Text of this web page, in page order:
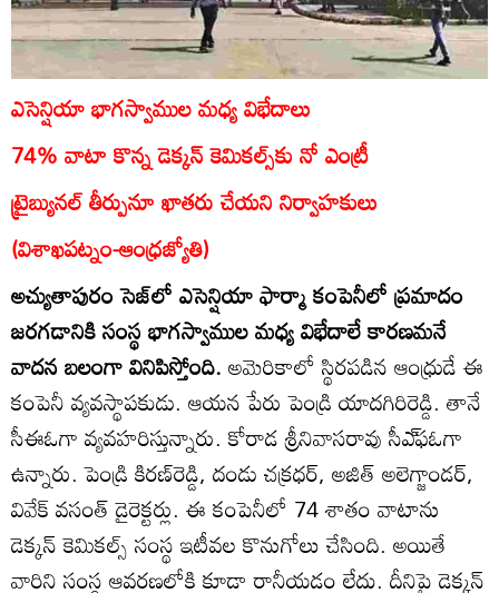
ఎసెన్షియా భాగస్వాముల మధ్య విభేదాలు
74% వాటా కొన్న డెక్కన్‌ కెమికల్స్‌కు నో ఎంట్రీ
ట్రైబ్యునల్‌ తీర్పునూ ఖాతరు చేయని నిర్వాహకులు
(విశాఖపట్నం-ఆంధ్రజ్యోతి)
అచ్యుతాపురం సెజ్‌లో ఎసెన్షియా ఫార్మా కంపెనీలో ప్రమాదం
జరగడానికి సంస్థ భాగస్వాముల మధ్య విభేదాలే కారణమనే
వాదన బలంగా వినిపిస్తోంది.అమెరికాలో స్థిరపడిన ఆంధ్రుడే ఈ
కంపెనీ వ్యవస్థాపకుడు. ఆయన పేరు పెండ్రి యాదగిరిరెడ్డి. తానే
సీఈఓగా వ్యవహరిస్తున్నారు. కోరాడ శ్రీనివాసరావు సీఎ్‌ఫఓగా
ఉన్నారు. పెండ్రి కిరణ్‌రెడ్డి, దండు చక్రధర్‌, అజిత్‌ అలెగ్జాండర్‌,
వివేక్‌ వసంత్‌ డైరెక్టర్లు. ఈ కంపెనీలో 74 శాతం వాటాను
డెక్కన్‌ కెమికల్స్‌ సంస్థ ఇటీవల కొనుగోలు చేసింది. అయితే
వారిని సంస్థ ఆవరణలోకి కూడా రానీయడం లేదు. దీనిపై డెక్కన్‌